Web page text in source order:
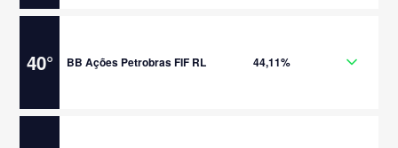
40° BB Ações Petrobras FIF RL 44,11%